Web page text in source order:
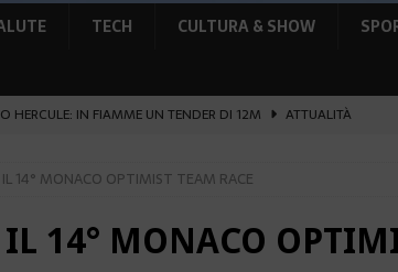
TECH CULTURA & SHOW
HERCULE: IN FIAMME UN TENDER DI 12M
ATTUALITÀ
DI PLACE D’ARMES
ATTUALITÀ
RAFFORZANO LA COOPERAZIONE
ATTUALITÀ
14° MONACO OPTIMIST TEAM RACE
14° MONACO